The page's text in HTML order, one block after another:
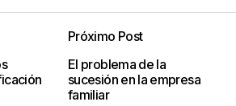
campos obligatorios están
*
Próximo Post
El problema de la
sucesión en la empresa
familiar